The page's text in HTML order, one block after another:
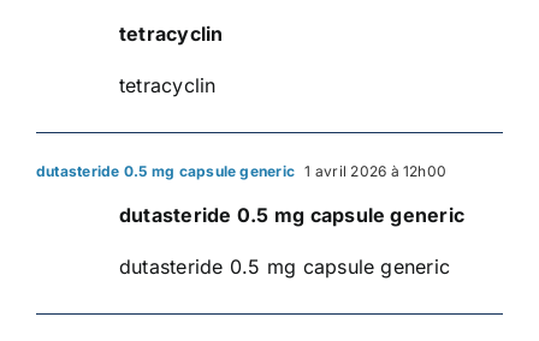
tetracyclin
tetracyclin
dutasteride 0.5 mg capsule generic 1 avril 2026 à 12h00
dutasteride 0.5 mg capsule generic
dutasteride 0.5 mg capsule generic